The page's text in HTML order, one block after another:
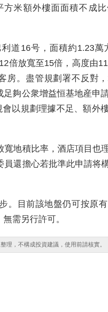
方米額外樓面面積不成
道16号，面積約1.23萬
倍放寬至15倍，高度由
房。盡管規劃署不反對
夠公衆增益恒基地産申
以規劃理據不足、額外
地積比率，酒店項目也
還擔心若批準此申請将
。目前該地盤仍可按原
需另行許可。
理，不構成投資建議，使用前請核實。